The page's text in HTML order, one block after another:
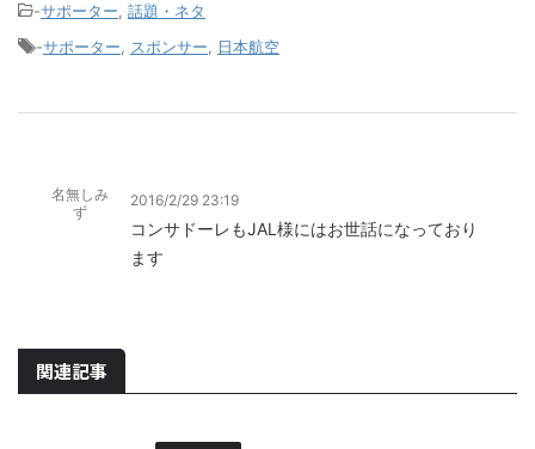
-サポーター 話題・ネタ
-サポーター スポンサー 日本航空
名無しみ
ず
2016/2/29 23:19
コンサドーレもJAL様にはお世話になっており
ます
関連記事